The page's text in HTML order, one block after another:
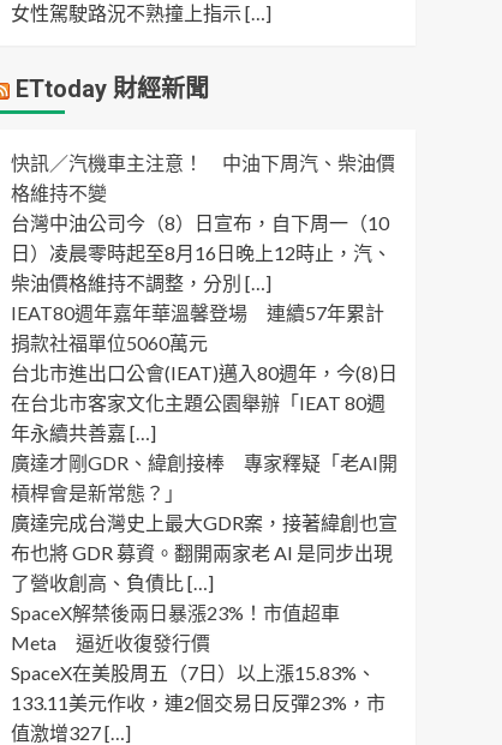
女性駕駛路況不熟撞上指示 […]
ETtoday 財經新聞
快訊／汽機車主注意！ 中油下周汽、柴油價
格維持不變
台灣中油公司今（8）日宣布，自下周一（10
日）凌晨零時起至8月16日晚上12時止，汽、
柴油價格維持不調整，分別 […]
IEAT80週年嘉年華溫馨登場 連續57年累計
捐款社福單位5060萬元
台北市進出口公會(IEAT)邁入80週年，今(8)日
在台北市客家文化主題公園舉辦「IEAT 80週
年永續共善嘉 […]
廣達才剛GDR、緯創接棒 專家釋疑「老AI開
槓桿會是新常態？」
廣達完成台灣史上最大GDR案，接著緯創也宣
布也將 GDR 募資。翻開兩家老 AI 是同步出現
了營收創高、負債比 […]
SpaceX解禁後兩日暴漲23%！市值超車
Meta 逼近收復發行價
SpaceX在美股周五（7日）以上漲15.83%、
133.11美元作收，連2個交易日反彈23%，市
值激增327 […]